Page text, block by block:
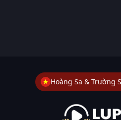
Hoàng Sa & Trường